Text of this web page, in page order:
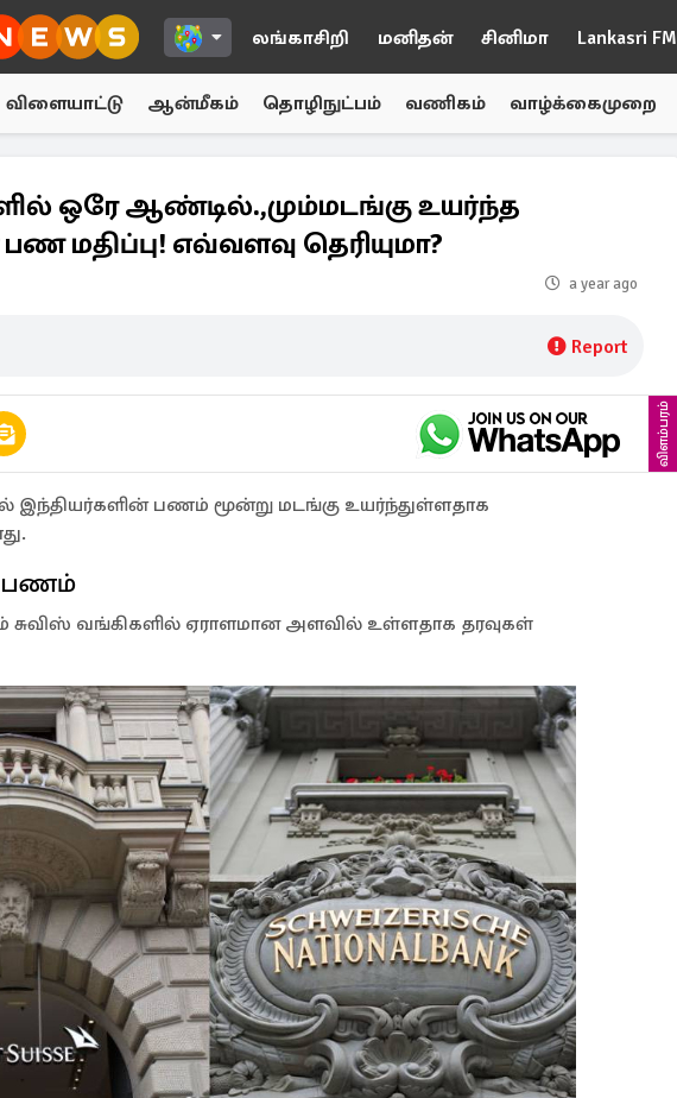
லங்காசிறி மனிதன் சினிமா Lankasri FM
விளையாட்டு ஆன்மீகம் தொழிநுட்பம் வணிகம் வாழ்க்கைமுறை
ஒரே ஆண்டில்.,மும்மடங்கு உயர்ந்த
மதிப்பு! எவ்வளவு தெரியுமா?
a year ago
Report
விளம்பரம்
இந்தியர்களின் பணம் மூன்று மடங்கு உயர்ந்துள்ளதாக
பணம்
வங்கிகளில் ஏராளமான அளவில் உள்ளதாக தரவுகள்